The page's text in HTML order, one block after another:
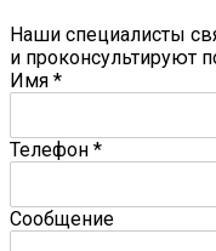
Наши специалисты
и проконсультируют
Имя *
Телефон *
Сообщение